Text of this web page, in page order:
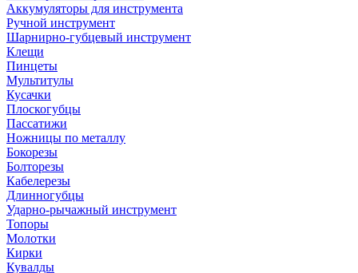
Аккумуляторы для инструмента
Ручной инструмент
Шарнирно-губцевый инструмент
Клещи
Пинцеты
Мультитулы
Кусачки
Плоскогубцы
Пассатижи
Ножницы по металлу
Бокорезы
Болторезы
Кабелерезы
Длинногубцы
Ударно-рычажный инструмент
Топоры
Молотки
Кирки
Кувалды